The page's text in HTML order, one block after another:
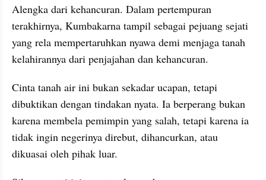
Alengka dari kehancuran. Dalam pertempuran
terakhirnya, Kumbakarna tampil sebagai pejuang sejati
yang rela mempertaruhkan nyawa demi menjaga tanah
kelahirannya dari penjajahan dan kehancuran.
Cinta tanah air ini bukan sekadar ucapan, tetapi
dibuktikan dengan tindakan nyata. Ia berperang bukan
karena membela pemimpin yang salah, tetapi karena ia
tidak ingin negerinya direbut, dihancurkan, atau
dikuasai oleh pihak luar.